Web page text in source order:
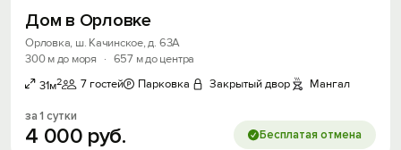
Дом в Орловке
Орловка, ш. Качинское, д. 63А
300 м до моря
· 657 м до центра
31м2 7 гостей Парковка Закрытый двор Мангал
за 1 сутки
4 000 руб. Бесплатая отмена